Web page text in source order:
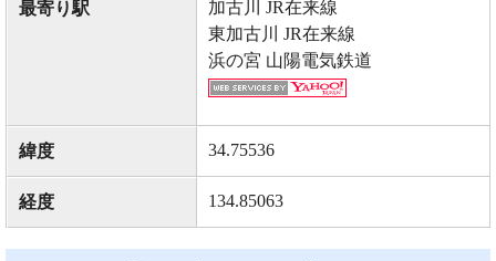
最寄り駅
加古川 JR在来線
東加古川 JR在来線
浜の宮 山陽電気鉄道
緯度 34.75536
経度 134.85063